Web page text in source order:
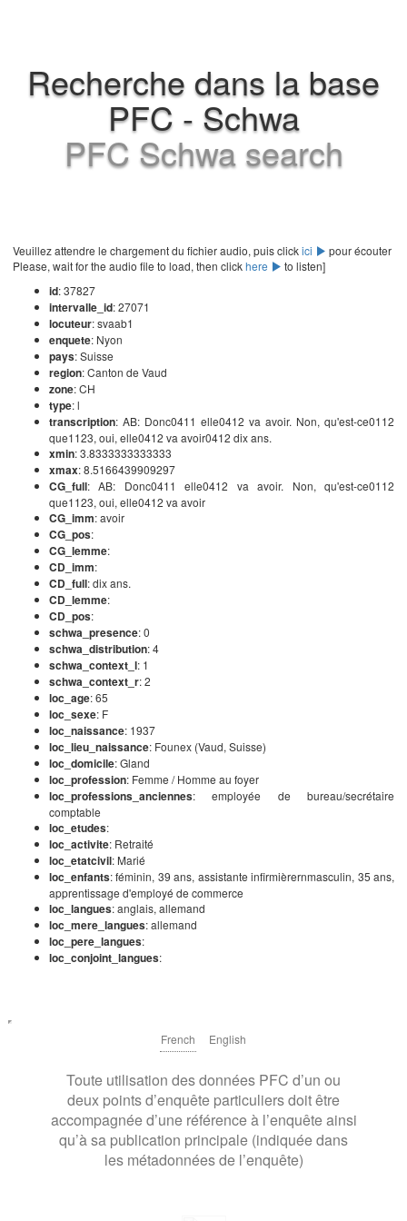
Recherche dans la base
PFC - Schwa
PFC Schwa search
Veuillez attendre le chargement du fichier audio, puis clickici
pour écouter
Please, wait for the audio file to load, then clickhere to listen]
id: 37827
intervalle_id: 27071
locuteur: svaab1
enquete: Nyon
pays: Suisse
region: Canton de Vaud
zone: CH
type: l
transcription: AB: Donc0411 elle0412 va avoir. Non, qu'est-ce0112
que1123, oui, elle0412 va avoir0412 dix ans.
xmin: 3.8333333333333
xmax: 8.5166439909297
CG_full: AB: Donc0411 elle0412 va avoir. Non, qu'est-ce0112
que1123, oui, elle0412 va avoir
CG_imm: avoir
CG_pos:
CG_lemme:
CD_imm:
CD_full: dix ans.
CD_lemme:
CD_pos:
schwa_presence: 0
schwa_distribution: 4
schwa_context_l: 1
schwa_context_r: 2
loc_age: 65
loc_sexe: F
loc_naissance: 1937
loc_lieu_naissance: Founex (Vaud, Suisse)
loc_domicile: Gland
loc_profession: Femme / Homme au foyer
loc_professions_anciennes: employée de bureau/secrétaire
comptable
loc_etudes:
loc_activite: Retraité
loc_etatcivil: Marié
loc_enfants: féminin, 39 ans, assistante infirmièrernmasculin, 35 ans,
apprentissage d'employé de commerce
loc_langues: anglais, allemand
loc_mere_langues: allemand
loc_pere_langues:
loc_conjoint_langues:
French English
Toute utilisation des données PFC d’un ou
deux points d’enquête particuliers doit être
accompagnée d’une référence à l’enquête ainsi
qu’à sa publication principale (indiquée dans
les métadonnées de l’enquête)